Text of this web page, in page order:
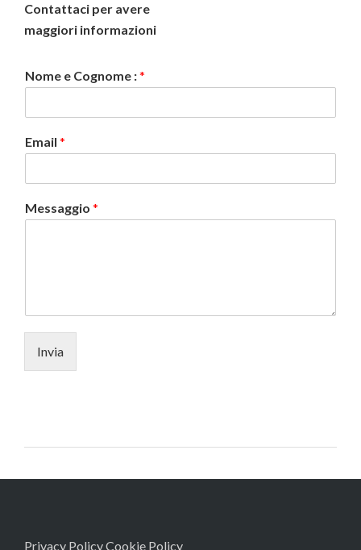
Contattaci per avere
maggiori informazioni
Nome e Cognome :*
Email *
Messaggio *
Invia
Privacy PolicyCookie Policy